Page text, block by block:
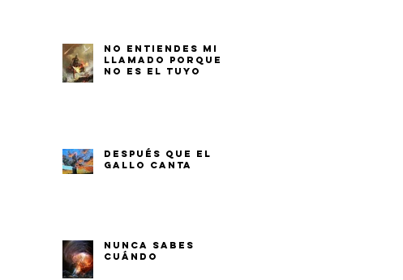
NO ENTIENDES MI
LLAMADO PORQUE
NO ES EL TUYO
DESPUÉS QUE EL
GALLO CANTA
NUNCA SABES
CUÁNDO